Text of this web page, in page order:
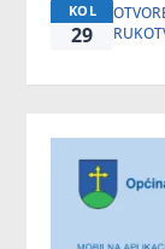
KOL
29